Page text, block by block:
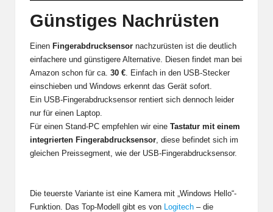
Günstiges Nachrüsten
Einen Fingerabdrucksensor nachzurüsten ist die deutlich
einfachere und günstigere Alternative. Diesen findet man bei
Amazon schon für ca. 30 € . Einfach in den USB-Stecker
einschieben und Windows erkennt das Gerät sofort.
Ein USB-Fingerabdrucksensor rentiert sich dennoch leider
nur für einen Laptop.
Für einen Stand-PC empfehlen wir eine Tastatur mit einem
integrierten Fingerabdrucksensor , diese befindet sich im
gleichen Preissegment, wie der USB-Fingerabdrucksensor.
Die teuerste Variante ist eine Kamera mit „Windows Hello“-
Funktion. Das Top-Modell gibt es von
Logitech – die